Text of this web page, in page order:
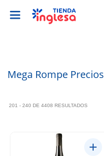
Mega Rompe Precios
201 - 240 DE 4408 RESULTADOS